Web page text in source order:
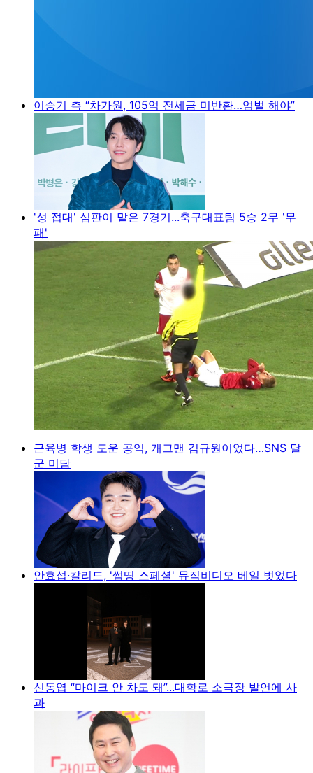
이승기 측 “차가원, 105억 전세금 미반환…엄벌 해야”
'성 접대' 심판이 맡은 7경기...축구대표팀 5승 2무 '무
패'
근육병 학생 도운 공익, 개그맨 김규원이었다…SNS 달
군 미담
안효섭·칼리드, '썸띵 스페셜' 뮤직비디오 베일 벗었다
신동엽 “마이크 안 차도 돼”...대학로 소극장 발언에 사
과